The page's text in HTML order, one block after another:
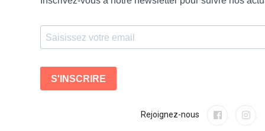
Rejoignez-nous